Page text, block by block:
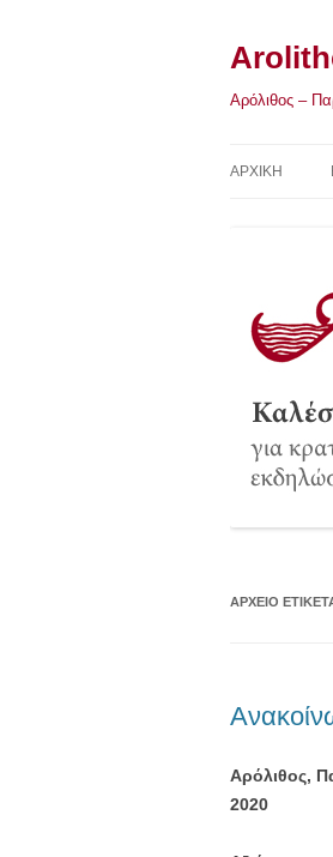
Αρόλιθος –
ΑΡΧΙΚΉ
ΑΡΧΕΊΟ
Αρόλιθος,
2020